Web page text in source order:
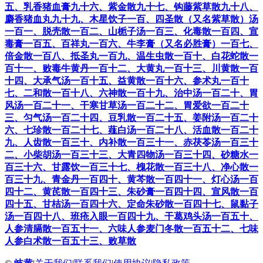
五、乳香猪血膏九十六、紫金散九十七、钩藤紫草散九十八、
麝香猪血丸九十九、木星饮子一百、四圣散（又名紫草散）汤
一百一、脱壳散一百二、山栀子汤一百三、化毒散一百四、宣
毒膏一百五、百祥丸一百六、牛李膏（又名必胜膏） 一百七、
倍金散一百八、抵圣丸一百九、温生虫散一百十、白花蛇散一
百十一、败毒牛黄丹一百十二、大黄丸一百十三、川黄散一百
十四、大承气汤一百十五、益黄散一百十六、参术丸一百十
七、二和散一百十八、六神散一百十九、治中汤一百二十、胃
风汤一百二十一、干寒甘草汤一百二十二、胃爱欲一百二十
三、匀气汤一百二十四、豆乳散一百二十五、姜附汤一百二十
六、七珍散一百二十七、薤白汤一百二十八、活血散一百二十
九、人齿散一百三十、内补散一百三十一、赤茯苓汤一百三十
二、小柴胡汤一百三十三、大青四物汤一百三十四、砂糖水一
百三十六、甘露饮一百三十七、槐花散一百三十八、净心散一
百三十九、青金丹一百四十、黄芩散一百四十一、灯心汤一百
四十二、黄芪散一百四十三、朱砂膏一百四十四、宣风散一百
四十五、甘桔汤一百四十六、定命朱砂散一百四十七、鼠黏子
汤一百四十八、班疮入眼一百四十九、干葛鸡头汤一百五十、
人参清膈散一百五十一、六味人参麦门冬散一百五十二、七味
人参白术散一百五十三、败草散